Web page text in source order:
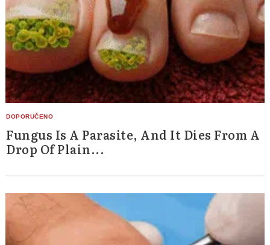
Fungus Is A Parasite, And It Dies From A
Drop Of Plain...